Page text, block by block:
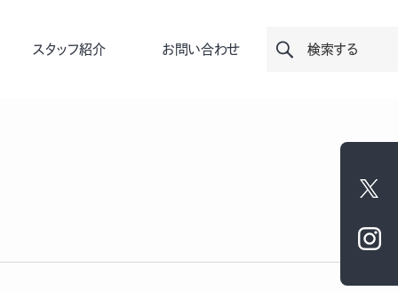
スタッフ紹介 お問い合わせ 検索する